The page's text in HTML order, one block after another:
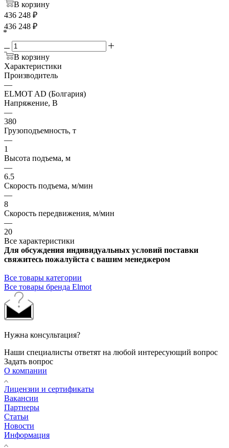
В корзину
436 248 ₽
436 248 ₽
*
В корзину
Характеристики
Производитель
—
ELMOT AD (Болгария)
Напряжение, В
—
380
Грузоподъемность, т
—
1
Высота подъема, м
—
6.5
Скорость подъема, м/мин
—
8
Скорость передвижения, м/мин
—
20
Все характеристики
Для обсуждения индивидуальных условий поставки
свяжитесь пожалуйста с вашим менеджером
Все товары категории
Все товары бренда Elmot
Нужна консультация?
Наши специалисты ответят на любой интересующий вопрос
Задать вопрос
О компании
Лицензии и сертификаты
Вакансии
Партнеры
Статьи
Новости
Информация